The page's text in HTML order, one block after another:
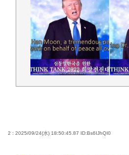
【お前らも気をつけような！
ーカルさん、客席ダイブした
まいお気持ち表明してしまう
結婚式やると近所の花屋が潰
「こんなに金取るのかよ！？
うつ病が治って復職できたら
2 : 2025/09/24(水) 18:50:45.87 ID:Bs6IJhQI0